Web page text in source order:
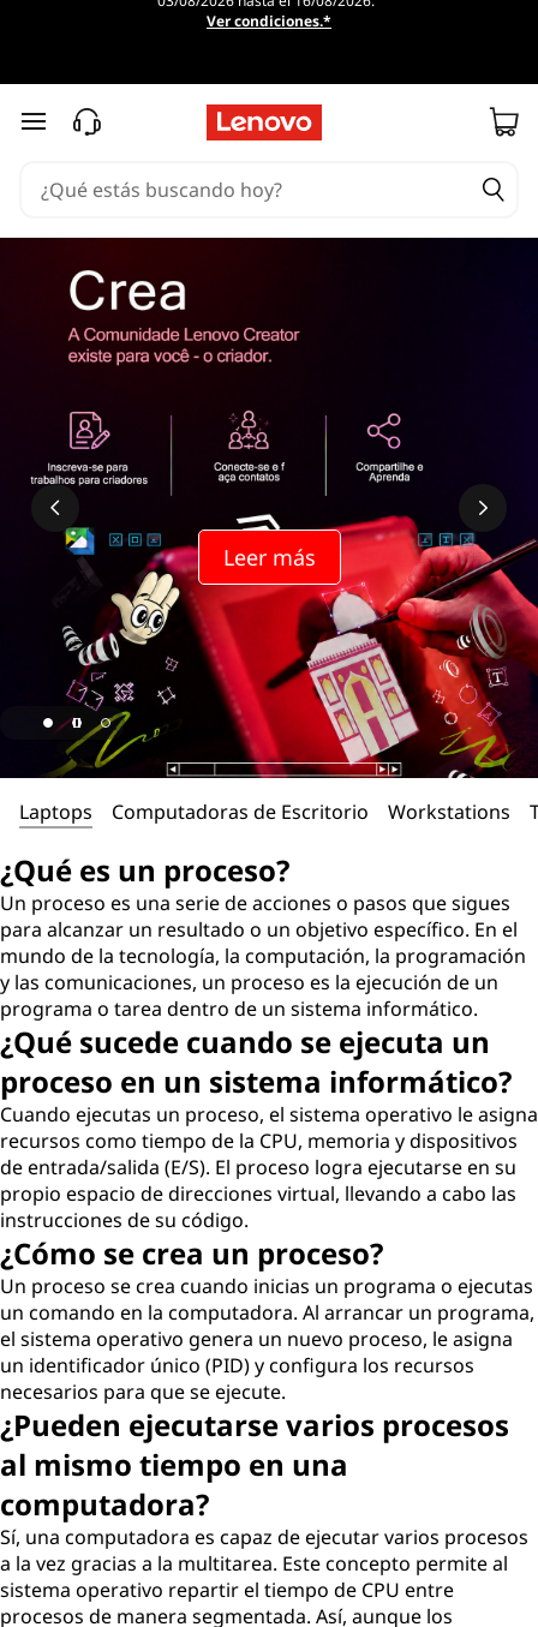
Ver condiciones.*
Ir al contenido principal
Leer más
Laptops Computadoras de Escritorio Workstations
¿Qué es un proceso?
Un proceso es una serie de acciones o pasos que sigues
para alcanzar un resultado o un objetivo específico. En el
mundo de la tecnología, la computación, la programación
y las comunicaciones, un proceso es la ejecución de un
programa o tarea dentro de un sistema informático.
¿Qué sucede cuando se ejecuta un
proceso en un sistema informático?
Cuando ejecutas un proceso, el sistema operativo le asigna
recursos como tiempo de la CPU, memoria y dispositivos
de entrada/salida (E/S). El proceso logra ejecutarse en su
propio espacio de direcciones virtual, llevando a cabo las
instrucciones de su código.
¿Cómo se crea un proceso?
Un proceso se crea cuando inicias un programa o ejecutas
un comando en la computadora. Al arrancar un programa,
el sistema operativo genera un nuevo proceso, le asigna
un identificador único (PID) y configura los recursos
necesarios para que se ejecute.
¿Pueden ejecutarse varios procesos
al mismo tiempo en una
computadora?
Sí, una computadora es capaz de ejecutar varios procesos
a la vez gracias a la multitarea. Este concepto permite al
sistema operativo repartir el tiempo de CPU entre
procesos de manera segmentada. Así, aunque los